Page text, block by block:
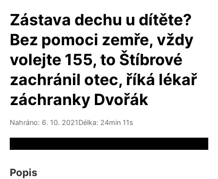
Zástava dechu u dítěte?
Bez pomoci zemře, vždy
volejte 155, to Štíbrové
zachránil otec, říká lékař
záchranky Dvořák
Nahráno: 6. 10. 2021Délka: 24min 11s
Popis